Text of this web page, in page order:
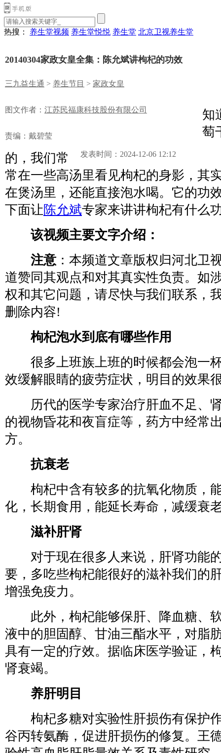
热搜： 养生堂视频 养生堂悦悦 养生堂 北京卫视养生堂
20140304家政女皇全集：陈允斌讲枸杞的功效
三九益生通 > 养生节目 > 家政女皇
图文作者： 江苏民福康科技股份有限公司
责编：戴碧莹
发表时间：2024-12-06 12:12
知
萄
的，我们常
常在一些高汤里看见枸杞的身影，其
在煲汤里，还能直接泡水喝。它的功
下面让陈允斌专家来讲讲枸杞有什么
该视频主要文字介绍：
注意 ：本频道文章版权归河北卫
道赞同其观点和对其真实性负责。如
权和其它问题，请尽快与我们联系，
删除内容!
枸杞泡水到底有哪些作用
很多上班族上班的时候都会泡一
效缓解眼睛的疲劳症状，明目的效果
历代的医学专家治疗肝血不足、
的视物昏花和夜盲症等，药方中经常
方。
抗衰老
枸杞中含有较多的抗氧化物质，
化，长期食用，能延长寿命，减缓衰
滋补肝肾
对于现在很多人来说，肝肾功能
要，多吃些枸杞能很好的滋补我们的
增强免疫力。
此外，枸杞能够保肝、降血糖、
液中的胆固醇、甘油三酯水平，对脂
具有一定的疗效。据临床医学验证，
肾衰竭。
养肝明目
枸杞多糖对实验性肝损伤有保护
谷丙转氨酶，促进肝损伤的修复。王